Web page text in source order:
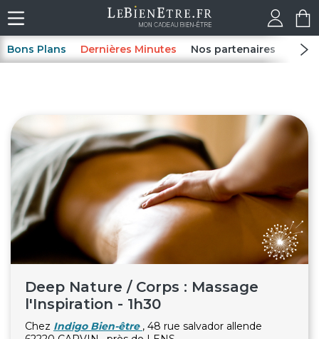
Bons Plans Dernières Minutes Nos partenaires Spas
Deep Nature / Corps : Massage
l'Inspiration - 1h30
Chez Indigo Bien-être , 48 rue salvador allende